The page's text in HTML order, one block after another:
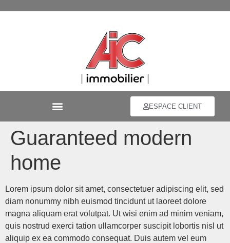
ESPACE CLIENT
Guaranteed modern
home
Lorem ipsum dolor sit amet, consectetuer adipiscing elit, sed
diam nonummy nibh euismod tincidunt ut laoreet dolore
magna aliquam erat volutpat. Ut wisi enim ad minim veniam,
quis nostrud exerci tation ullamcorper suscipit lobortis nisl ut
aliquip ex ea commodo consequat. Duis autem vel eum